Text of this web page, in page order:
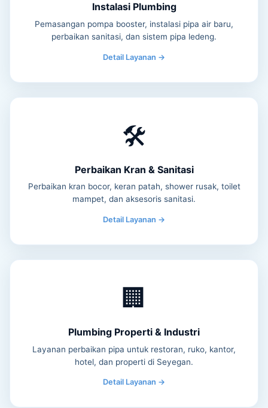
Instalasi Plumbing
Pemasangan pompa booster, instalasi pipa air baru,
perbaikan sanitasi, dan sistem pipa ledeng.
Detail Layanan →
🛠️
Perbaikan Kran & Sanitasi
Perbaikan kran bocor, keran patah, shower rusak, toilet
mampet, dan aksesoris sanitasi.
Detail Layanan →
🏢
Plumbing Properti & Industri
Layanan perbaikan pipa untuk restoran, ruko, kantor,
hotel, dan properti di Seyegan.
Detail Layanan →